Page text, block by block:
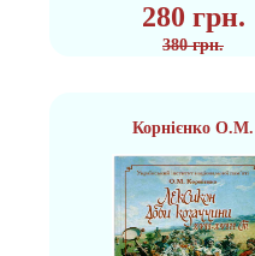
280 грн.
380 грн.
Корнієнко О.М.